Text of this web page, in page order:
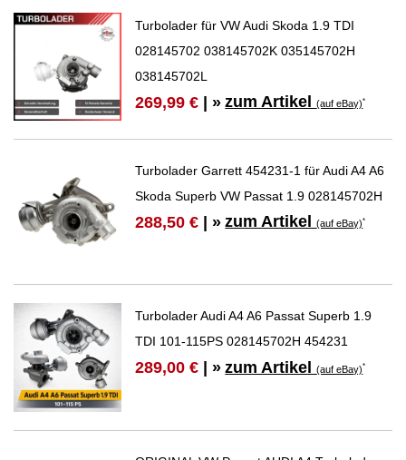
Turbolader für VW Audi Skoda 1.9 TDI
028145702 038145702K 035145702H
038145702L
269,99 € | » zum Artikel(auf eBay)*
Turbolader Garrett 454231-1 für Audi A4 A6
Skoda Superb VW Passat 1.9 028145702H
288,50 € | » zum Artikel(auf eBay)*
Turbolader Audi A4 A6 Passat Superb 1.9
TDI 101-115PS 028145702H 454231
289,00 € | » zum Artikel(auf eBay)*